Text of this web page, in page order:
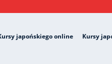
japońskiego online Kursy